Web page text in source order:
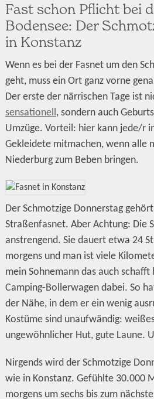
Fast schon Pflicht bei
Bodensee: Der
in Konstanz
Wenn es bei der Fasnet um den
geht, muss ein Ort ganz vorne
Der erste der närrischen Tage ist
sensationell, sondern auch
Umzüge. Vorteil: hier kann jede/r
Gekleidete mitmachen, wenn alle
Niederburg zum Beben bringen.
Der Schmotzige Donnerstag
Straßenfasnet. Aber Achtung: Die
anstrengend. Sie dauert etwa 24
morgens und man ist viele
mein Sohnemann das auch
Camping-Bollerwagen dabei. So
der Nähe, in dem er ein wenig
Kostüme sind unaufwändig:
ungewöhnlicher Hut, gute Laune.
Nirgends wird der Schmotzige
wie in Konstanz. Gefühlte 30.000
morgens um sechs bis zum